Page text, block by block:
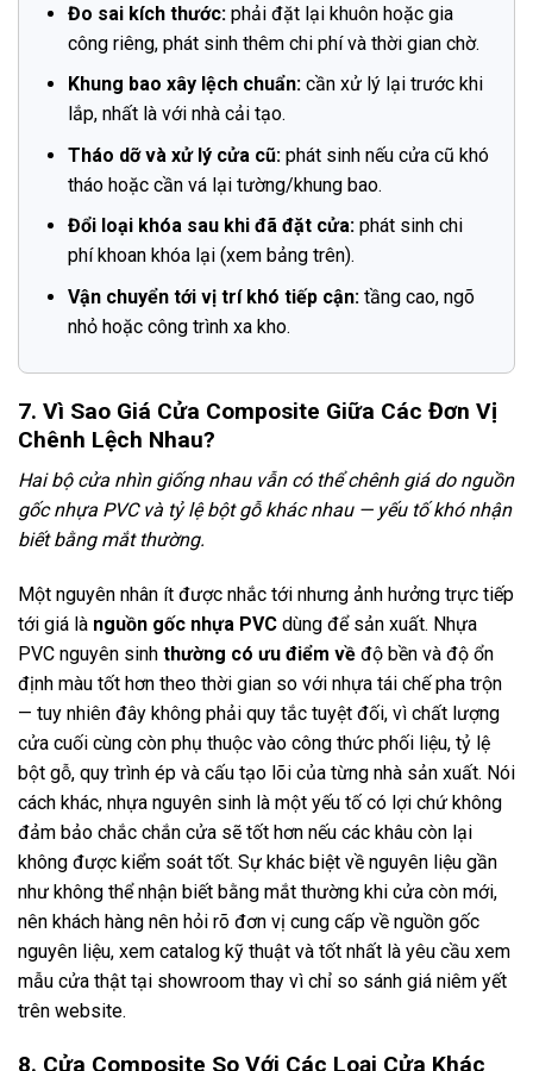
Đo sai kích thước:phải đặt lại khuôn hoặc gia
công riêng, phát sinh thêm chi phí và thời gian chờ.
Khung bao xây lệch chuẩn:cần xử lý lại trước khi
lắp, nhất là với nhà cải tạo.
Tháo dỡ và xử lý cửa cũ:phát sinh nếu cửa cũ khó
tháo hoặc cần vá lại tường/khung bao.
Đổi loại khóa sau khi đã đặt cửa:phát sinh chi
phí khoan khóa lại (xem bảng trên).
Vận chuyển tới vị trí khó tiếp cận:tầng cao, ngõ
nhỏ hoặc công trình xa kho.
7. Vì Sao Giá Cửa Composite Giữa Các Đơn Vị
Chênh Lệch Nhau?
Hai bộ cửa nhìn giống nhau vẫn có thể chênh giá do nguồn
gốc nhựa PVC và tỷ lệ bột gỗ khác nhau — yếu tố khó nhận
biết bằng mắt thường.
Một nguyên nhân ít được nhắc tới nhưng ảnh hưởng trực tiếp
tới giá là nguồn gốc nhựa PVC dùng để sản xuất. Nhựa
PVC nguyên sinh thường có ưu điểm về độ bền và độ ổn
định màu tốt hơn theo thời gian so với nhựa tái chế pha trộn
— tuy nhiên đây không phải quy tắc tuyệt đối, vì chất lượng
cửa cuối cùng còn phụ thuộc vào công thức phối liệu, tỷ lệ
bột gỗ, quy trình ép và cấu tạo lõi của từng nhà sản xuất. Nói
cách khác, nhựa nguyên sinh là một yếu tố có lợi chứ không
đảm bảo chắc chắn cửa sẽ tốt hơn nếu các khâu còn lại
không được kiểm soát tốt. Sự khác biệt về nguyên liệu gần
như không thể nhận biết bằng mắt thường khi cửa còn mới,
nên khách hàng nên hỏi rõ đơn vị cung cấp về nguồn gốc
nguyên liệu, xem catalog kỹ thuật và tốt nhất là yêu cầu xem
mẫu cửa thật tại showroom thay vì chỉ so sánh giá niêm yết
trên website.
8. Cửa Composite So Với Các Loại Cửa Khác